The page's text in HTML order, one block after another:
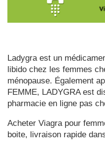
Ladygra est un
libido chez les femmes
ménopause. Également
FEMME, LADYGRA est
pharmacie en ligne pas
Acheter Viagra pour
boite, livraison rapide